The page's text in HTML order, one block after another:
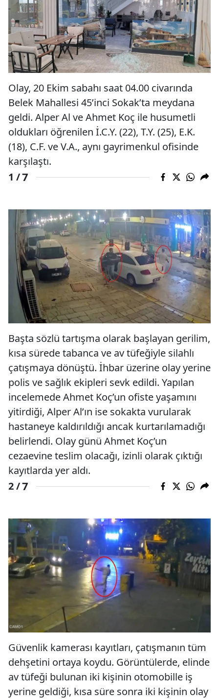
Olay, 20 Ekim sabahı saat 04.00 civarında
Belek Mahallesi 45’inci Sokak’ta meydana
geldi. Alper Al ve Ahmet Koç ile husumetli
oldukları öğrenilen İ.C.Y. (22), T.Y. (25), E.K.
(18), C.F. ve V.A., aynı gayrimenkul ofisinde
karşılaştı.
1 /7
Başta sözlü tartışma olarak başlayan gerilim,
kısa sürede tabanca ve av tüfeğiyle silahlı
çatışmaya dönüştü. İhbar üzerine olay yerine
polis ve sağlık ekipleri sevk edildi. Yapılan
incelemede Ahmet Koç’un ofiste yaşamını
yitirdiği, Alper Al’ın ise sokakta vurularak
hastaneye kaldırıldığı ancak kurtarılamadığı
belirlendi. Olay günü Ahmet Koç’un
cezaevine teslim olacağı, izinli olarak çıktığı
kayıtlarda yer aldı.
2 /7
Güvenlik kamerası kayıtları, çatışmanın tüm
dehşetini ortaya koydu. Görüntülerde, elinde
av tüfeği bulunan iki kişinin otomobille iş
yerine geldiği, kısa süre sonra iki kişinin olay